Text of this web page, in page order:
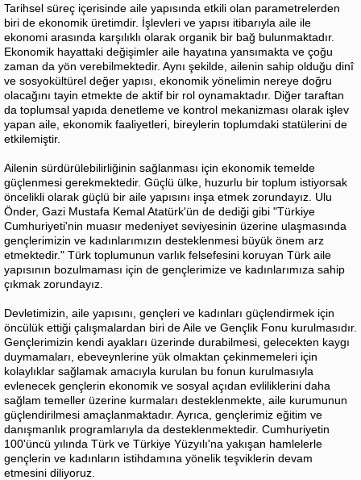
Tarihsel süreç içerisinde aile yapısında etkili olan parametrelerden
biri de ekonomik üretimdir. İşlevleri ve yapısı itibarıyla aile ile
ekonomi arasında karşılıklı olarak organik bir bağ bulunmaktadır.
Ekonomik hayattaki değişimler aile hayatına yansımakta ve çoğu
zaman da yön verebilmektedir. Aynı şekilde, ailenin sahip olduğu dinî
ve sosyokültürel değer yapısı, ekonomik yönelimin nereye doğru
olacağını tayin etmekte de aktif bir rol oynamaktadır. Diğer taraftan
da toplumsal yapıda denetleme ve kontrol mekanizması olarak işlev
yapan aile, ekonomik faaliyetleri, bireylerin toplumdaki statülerini de
etkilemiştir.
Ailenin sürdürülebilirliğinin sağlanması için ekonomik temelde
güçlenmesi gerekmektedir. Güçlü ülke, huzurlu bir toplum istiyorsak
öncelikli olarak güçlü bir aile yapısını inşa etmek zorundayız. Ulu
Önder, Gazi Mustafa Kemal Atatürk'ün de dediği gibi "Türkiye
Cumhuriyeti'nin muasır medeniyet seviyesinin üzerine ulaşmasında
gençlerimizin ve kadınlarımızın desteklenmesi büyük önem arz
etmektedir." Türk toplumunun varlık felsefesini koruyan Türk aile
yapısının bozulmaması için de gençlerimize ve kadınlarımıza sahip
çıkmak zorundayız.
Devletimizin, aile yapısını, gençleri ve kadınları güçlendirmek için
öncülük ettiği çalışmalardan biri de Aile ve Gençlik Fonu kurulmasıdır.
Gençlerimizin kendi ayakları üzerinde durabilmesi, gelecekten kaygı
duymamaları, ebeveynlerine yük olmaktan çekinmemeleri için
kolaylıklar sağlamak amacıyla kurulan bu fonun kurulmasıyla
evlenecek gençlerin ekonomik ve sosyal açıdan evliliklerini daha
sağlam temeller üzerine kurmaları desteklenmekte, aile kurumunun
güçlendirilmesi amaçlanmaktadır. Ayrıca, gençlerimiz eğitim ve
danışmanlık programlarıyla da desteklenmektedir. Cumhuriyetin
100'üncü yılında Türk ve Türkiye Yüzyılı'na yakışan hamlelerle
gençlerin ve kadınların istihdamına yönelik teşviklerin devam
etmesini diliyoruz.